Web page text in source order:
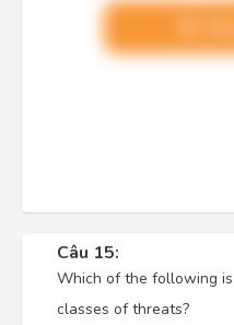
Câu 15:
Which of the following
classes of threats?